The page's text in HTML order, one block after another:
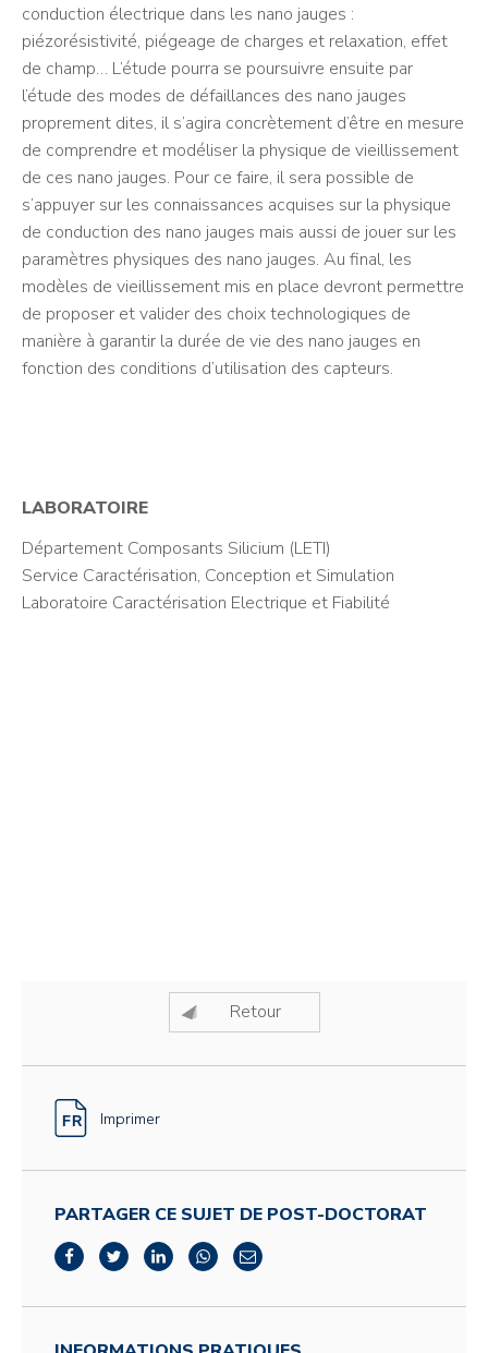
conduction électrique dans les nano jauges :
piézorésistivité, piégeage de charges et relaxation, effet
de champ… L’étude pourra se poursuivre ensuite par
l’étude des modes de défaillances des nano jauges
proprement dites, il s’agira concrètement d’être en mesure
de comprendre et modéliser la physique de vieillissement
de ces nano jauges. Pour ce faire, il sera possible de
s’appuyer sur les connaissances acquises sur la physique
de conduction des nano jauges mais aussi de jouer sur les
paramètres physiques des nano jauges. Au final, les
modèles de vieillissement mis en place devront permettre
de proposer et valider des choix technologiques de
manière à garantir la durée de vie des nano jauges en
fonction des conditions d’utilisation des capteurs.
LABORATOIRE
Département Composants Silicium (LETI)
Service Caractérisation, Conception et Simulation
Laboratoire Caractérisation Electrique et Fiabilité
Retour
Imprimer
PARTAGER CE SUJET DE POST-DOCTORAT